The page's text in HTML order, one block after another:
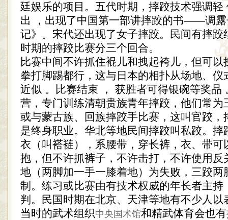
廷娱乐的项目。五代时期，摔跤技术强调轻
出 ，出现了中国第一部讲摔跤的书——调露
记》。宋代还出现了女子摔跤。民间有摔跤
时期的摔跤比赛分三个回合。
比赛中间不许抓住裩儿和拽起袴儿，但可以
拳打脚踢都行，这与日本的相扑从场地、仪
近似 。比赛结束 ， 获胜者可得银碗等奖品
营，专门训练清朝贵族青年摔跤，他们常为
或与蒙古族、回族摔跤手比赛，这叫官跤，
是终身职业。华北等地民间摔跤叫私跤。摔
衣（叫褡裢），系腰带，穿长裤，衣、带可
抱，但不许抓裤子，不许击打，不许使用反
地（两脚加一手一膝着地）为失败，三跤两
制。练习或比赛由有技术权威的年长者主持
判。民国时期在北京、天津等地有不少人以
当时的武术组织中央国术馆和精武体育会也